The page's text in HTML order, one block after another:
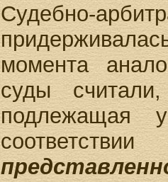
Судебно-
момента
суды
подлежащая